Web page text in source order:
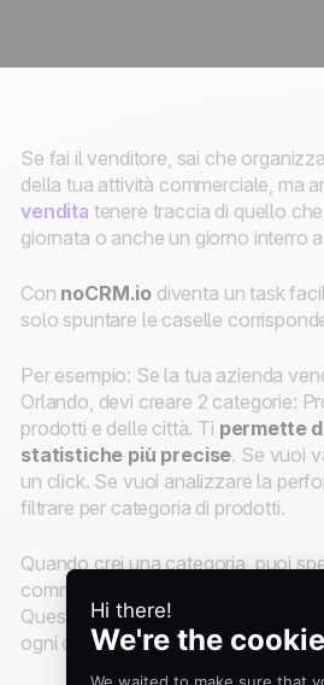
Se fai il venditore, sai che
della tua attività commerciale, ma
vendita tenere traccia di quello
giornata o anche un giorno interro
Con noCRM.io diventa un task
solo spuntare le caselle
Per esempio: Se la tua azienda
Orlando, devi creare 2 categorie:
prodotti e delle città. Ti permette
statistiche più precise. Se vuoi
un click. Se vuoi analizzare la
filtrare per categoria di prodotti.
Quando crei una categoria, puoi
commerciale manualmente, i
Questo meccanismo è molto utile
ogni opportunità commerciale se